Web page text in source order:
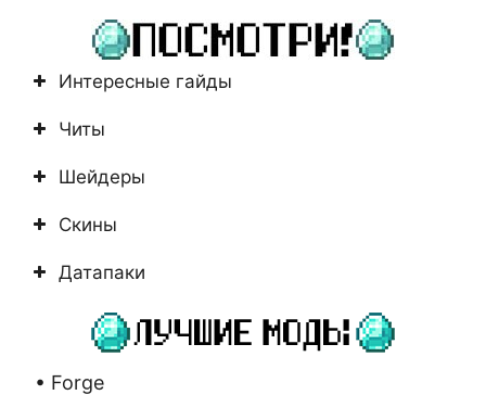
Интересные гайды
Читы
Шейдеры
Скины
Датапаки
• Forge